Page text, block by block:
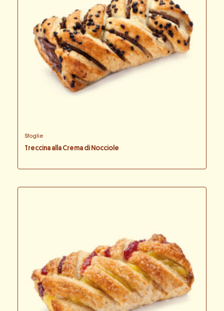
Sfoglie
Treccina alla Crema di Nocciole